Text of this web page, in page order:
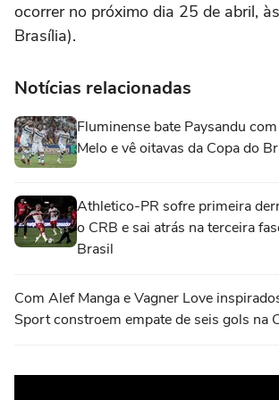
ocorrer no próximo dia 25 de abril,
Brasília).
Notícias relacionadas
Fluminense bate Paysandu
Melo e vê oitavas da Copa do
Athletico-PR sofre primeira
o CRB e sai atrás na terceira
Brasil
Com Alef Manga e Vagner Love
Sport constroem empate de seis gols na